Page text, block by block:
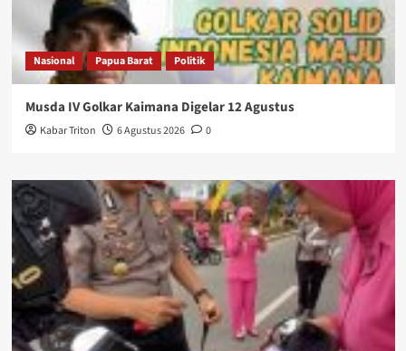
Nasional Papua Barat Politik
Musda IV Golkar Kaimana Digelar 12 Agustus
Kabar Triton 6 Agustus 2026 0